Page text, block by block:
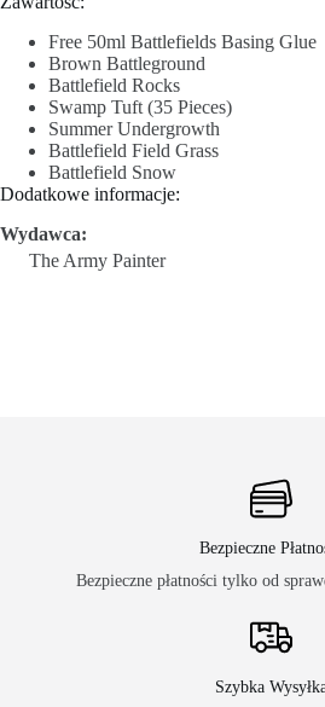
Free 50ml Battlefields Basing Glue
Brown Battleground
Battlefield Rocks
Swamp Tuft (35 Pieces)
Summer Undergrowth
Battlefield Field Grass
Battlefield Snow
Dodatkowe informacje:
Wydawca:
The Army Painter
Bezpieczne
Bezpieczne płatności tylko od
Szybka